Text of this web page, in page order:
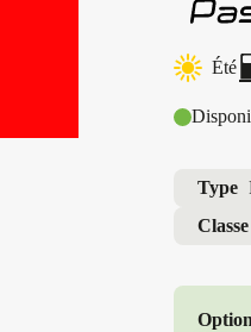
Été
Type
Classe